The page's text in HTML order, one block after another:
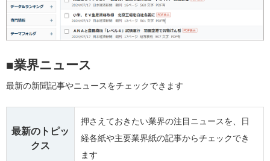
■業界ニュース
最新の新聞記事やニュースをチェックできます
最新のトピッ
クス
押さえておきたい業界の注目ニュースを、日
経各紙や主要業界紙の記事からチェックでき
ます